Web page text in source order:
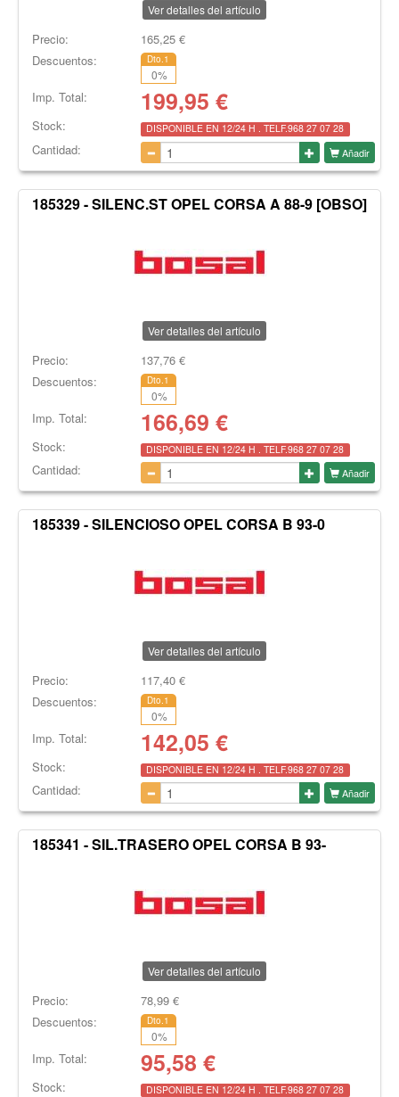
Ver detalles del artículo
Precio: 165,25€
Descuentos:
Dto.1
0%
Imp. Total: 199,95 €
Stock: DISPONIBLE EN 12/24 H . TELF.968 27 07 28
Cantidad: Añadir
185329 - SILENC.ST OPEL CORSA A 88-9 [OBSO]
Ver detalles del artículo
Precio: 137,76€
Descuentos:
Dto.1
0%
Imp. Total: 166,69 €
Stock: DISPONIBLE EN 12/24 H . TELF.968 27 07 28
Cantidad: Añadir
185339 - SILENCIOSO OPEL CORSA B 93-0
Ver detalles del artículo
Precio: 117,40€
Descuentos:
Dto.1
0%
Imp. Total: 142,05 €
Stock: DISPONIBLE EN 12/24 H . TELF.968 27 07 28
Cantidad: Añadir
185341 - SIL.TRASERO OPEL CORSA B 93-
Ver detalles del artículo
Precio: 78,99€
Descuentos:
Dto.1
0%
Imp. Total: 95,58 €
Stock: DISPONIBLE EN 12/24 H . TELF.968 27 07 28